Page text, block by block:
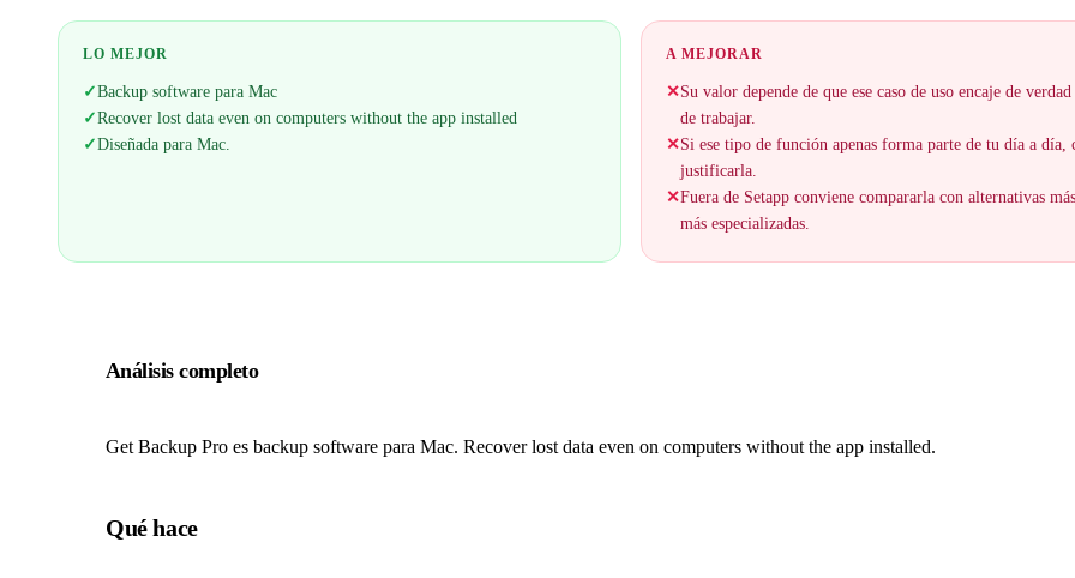
LO MEJOR
✓Backup software para Mac
✓Recover lost data even on computers without the app installed
✓Diseñada para Mac.
A MEJORAR
✕Su valor depende de que ese caso de uso encaje de
de trabajar.
✕Si ese tipo de función apenas forma parte de tu día a día,
justificarla.
✕Fuera de Setapp conviene compararla con alternativas
más especializadas.
Análisis completo
Get Backup Pro es backup software para Mac. Recover lost data even on computers without the app installed.
Qué hace